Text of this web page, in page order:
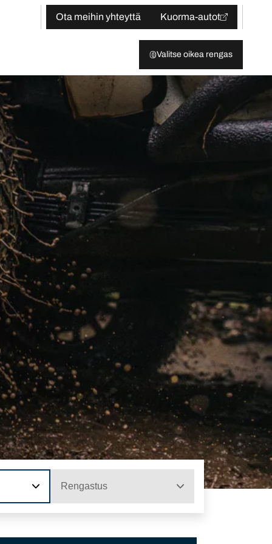
Ota meihin yhteyttä
Kuorma-autot
Valitse oikea rengas
Rengastus